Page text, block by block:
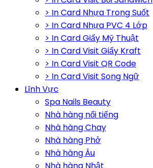
> In Card Nhựa Trong Suốt
> In Card Nhựa PVC 4 Lớp
> In Card Giấy Mỹ Thuật
> In Card Visit Giấy Kraft
> In Card Visit QR Code
> In Card Visit Song Ngữ
Lĩnh Vực
Spa Nails Beauty
Nhà hàng nổi tiếng
Nhà hàng Chay
Nhà hàng Phở
Nhà hàng Âu